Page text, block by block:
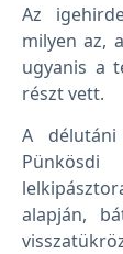
Az
milyen az,
ugyanis a
részt vett.
A
alapján,